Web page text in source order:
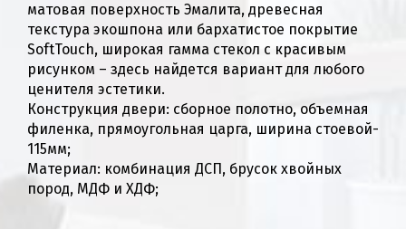
матовая поверхность Эмалита, древесная
текстура экошпона или бархатистое покрытие
SoftTouch, широкая гамма стекол с красивым
рисунком – здесь найдется вариант для любого
ценителя эстетики.
Конструкция двери: сборное полотно, объемная
филенка, прямоугольная царга, ширина стоевой-
115мм;
Материал: комбинация ДСП, брусок хвойных
пород, МДФ и ХДФ;